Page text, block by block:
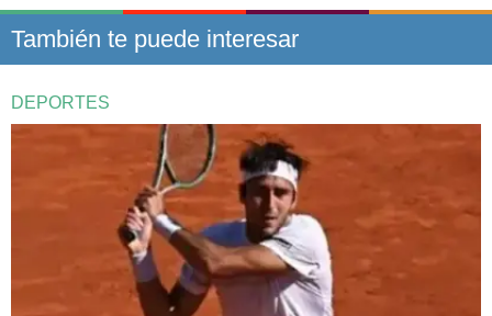
También te puede interesar
DEPORTES